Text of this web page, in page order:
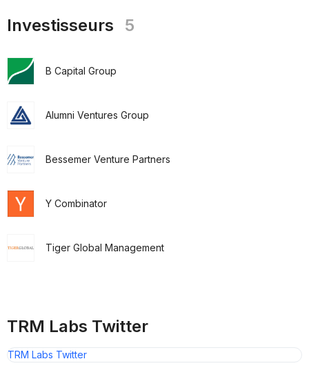
Investisseurs 5
B Capital Group
Alumni Ventures Group
Bessemer Venture Partners
Y Combinator
Tiger Global Management
TRM Labs Twitter
TRM Labs Twitter